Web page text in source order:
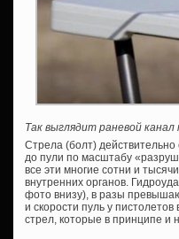
Так выглядит раневой
Стрела (болт)
до пули по масштабу
все эти многие сотни и
внутренних органов.
фото внизу), в разы
и скорости пуль у
стрел, которые в принципе и